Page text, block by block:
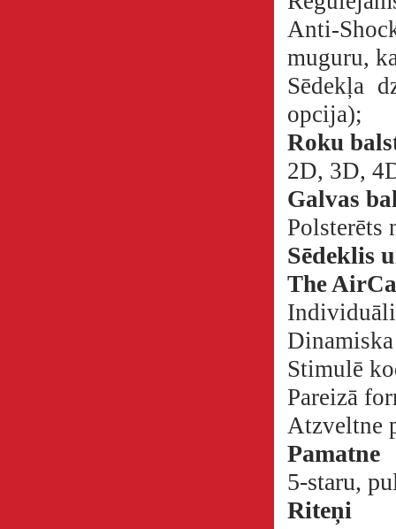
Anti-
muguru,
Sēdekļa
opcija);
Roku
2D, 3D,
Galvas
Polsterēts
Sēdeklis
The
Individuāli
Stimulē
Pareizā
Atzveltne
Pamatne
5-staru,
Riteņi